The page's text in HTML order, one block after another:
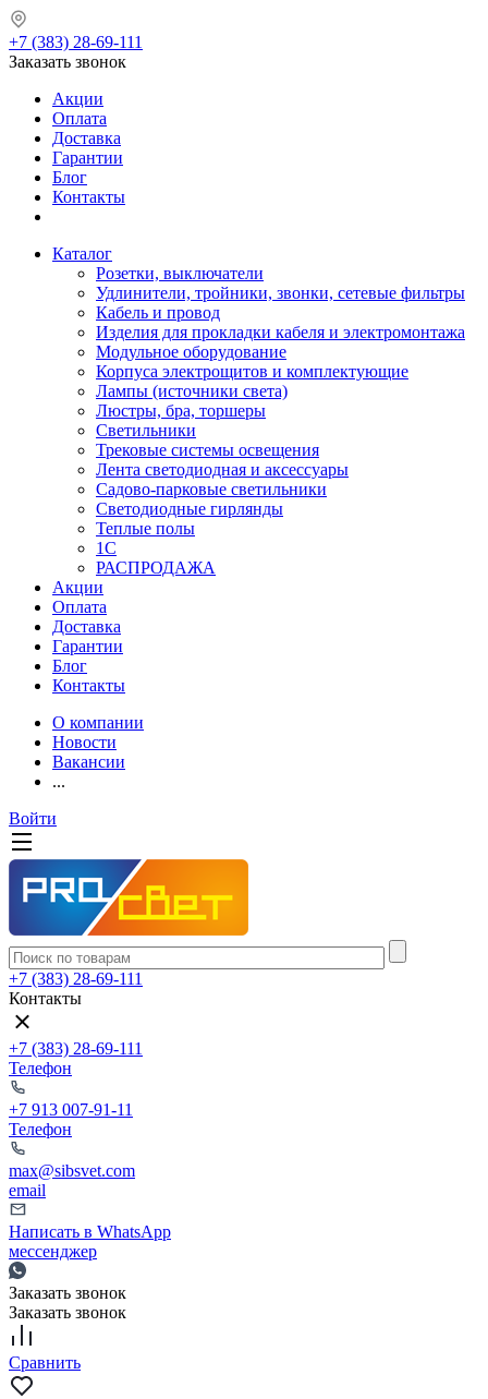
+7 (383) 28-69-111
Заказать звонок
Акции
Оплата
Доставка
Гарантии
Блог
Контакты
Каталог
Розетки, выключатели
Удлинители, тройники, звонки, сетевые фильтры
Кабель и провод
Изделия для прокладки кабеля и электромонтажа
Модульное оборудование
Корпуса электрощитов и комплектующие
Лампы (источники света)
Люстры, бра, торшеры
Светильники
Трековые системы освещения
Лента светодиодная и аксессуары
Садово-парковые светильники
Светодиодные гирлянды
Теплые полы
1С
РАСПРОДАЖА
Акции
Оплата
Доставка
Гарантии
Блог
Контакты
О компании
Новости
Вакансии
...
Войти
+7 (383) 28-69-111
Контакты
+7 (383) 28-69-111
Телефон
+7 913 007-91-11
Телефон
max@sibsvet.com
email
Написать в WhatsApp
мессенджер
Заказать звонок
Заказать звонок
Сравнить